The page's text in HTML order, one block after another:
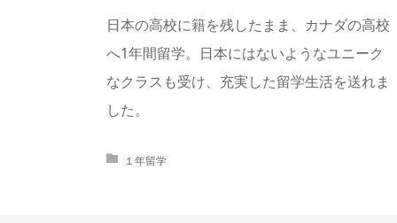
日本の高校に籍を残したまま、カナダの高校
へ1年間留学。日本にはないようなユニーク
なクラスも受け、充実した留学生活を送れま
した。
１年留学